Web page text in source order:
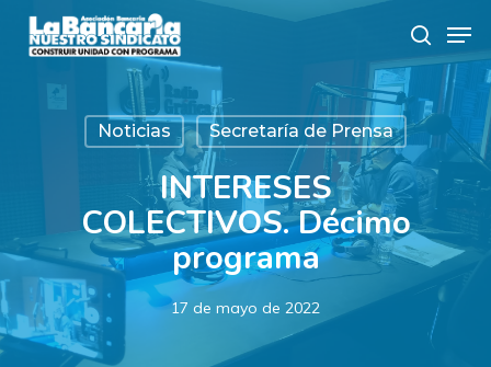
main
search
Noticias Secretaría de Prensa
INTERESES
COLECTIVOS. Décimo
programa
17 de mayo de 2022